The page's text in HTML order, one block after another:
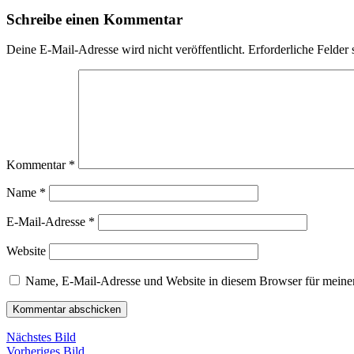
Schreibe einen Kommentar
Deine E-Mail-Adresse wird nicht veröffentlicht. Erforderliche Felder
Kommentar *
Name *
E-Mail-Adresse *
Website
Name, E-Mail-Adresse und Website in diesem Browser für
Nächstes Bild